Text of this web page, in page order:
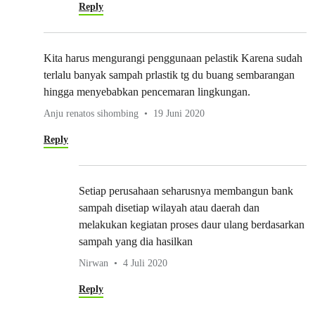
Reply
Kita harus mengurangi penggunaan pelastik Karena sudah
terlalu banyak sampah prlastik tg du buang sembarangan
hingga menyebabkan pencemaran lingkungan.
Anju renatos sihombing 19 Juni 2020
Reply
Setiap perusahaan seharusnya membangun bank
sampah disetiap wilayah atau daerah dan
melakukan kegiatan proses daur ulang berdasarkan
sampah yang dia hasilkan
Nirwan 4 Juli 2020
Reply